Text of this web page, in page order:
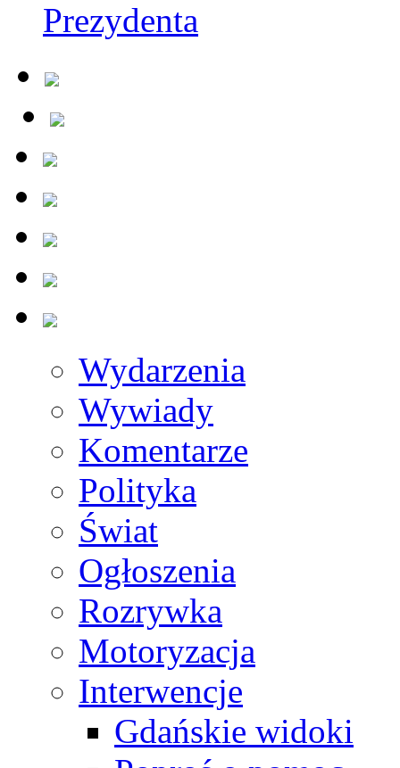
Prezydenta
Wydarzenia
Wywiady
Komentarze
Polityka
Świat
Ogłoszenia
Rozrywka
Motoryzacja
Interwencje
Gdańskie widoki